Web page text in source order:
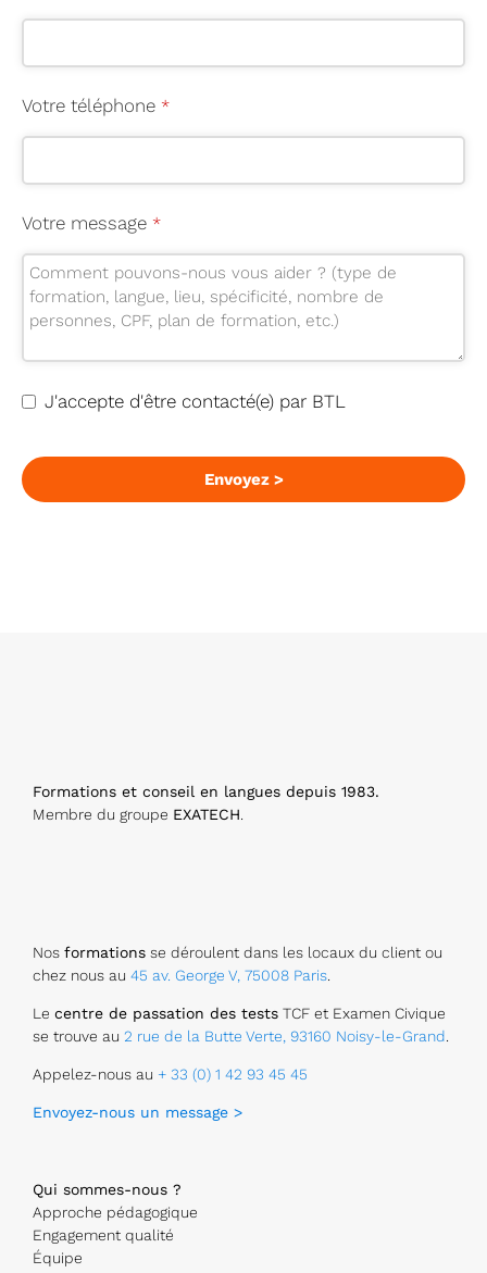
Votre téléphone *
C
o
m
n
N
m
e
Votre message *
J'accepte d'être contacté(e) par BTL
Envoyez >
Formations et conseil en langues depuis 1983.
Membre du groupe EXATECH.
Nos formations se déroulent dans les locaux du client ou
chez nous au 45 av. George V, 75008 Paris.
Le centre de passation des tests TCF et Examen Civique
se trouve au 2 rue de la Butte Verte, 93160 Noisy-le-Grand.
Appelez-nous au + 33 (0) 1 42 93 45 45
Envoyez-nous un message >
Qui sommes-nous ?
Approche pédagogique
Engagement qualité
Équipe